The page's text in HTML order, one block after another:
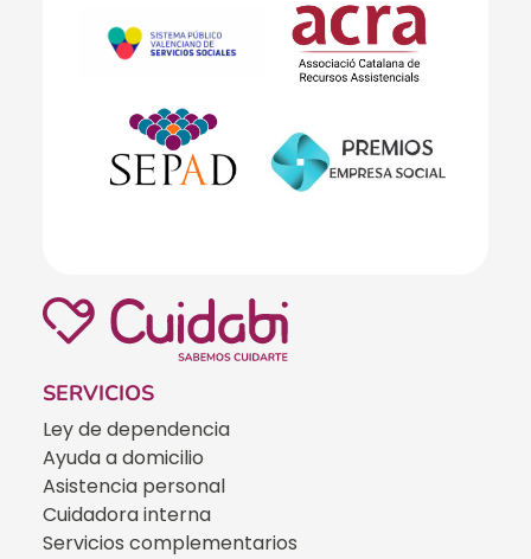
SERVICIOS
Ley de dependencia
Ayuda a domicilio
Asistencia personal
Cuidadora interna
Servicios complementarios